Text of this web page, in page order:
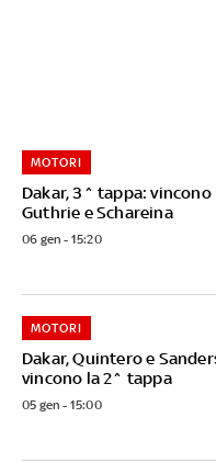
Dakar, 3^ tappa: vincono
Guthrie e Schareina
MOTORI
06 gen - 15:20
Dakar, Quintero e
vincono la 2^ tappa
MOTORI
05 gen - 15:00